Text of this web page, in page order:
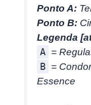
Ponto A:
Ponto B:
Legenda
A =
B =
Essence